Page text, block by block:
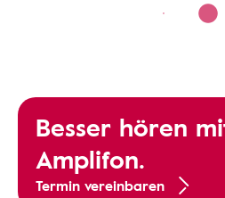
Besser hören
Amplifon.
Termin vereinbaren